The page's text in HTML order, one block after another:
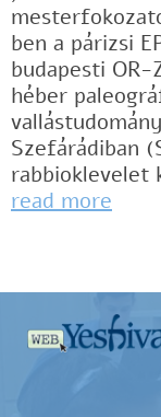
ben a párizsi
budapesti
héber
Szefárádiban
rabbioklevelet
read more